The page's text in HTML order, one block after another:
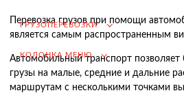
ГРУЗОПЕРЕВОЗКИ
КОЛОНКА МЕНЮ
Возмещение НДС при Импорте
Подбор иностранных поставщиков
Продвижение на российском рынке
(для иностранных компаний)
Перевозка грузов при помощи
является самым распространенным
Автомобильный транспорт
грузы на малые, средние и дальние
маршрутам с несколькими точками